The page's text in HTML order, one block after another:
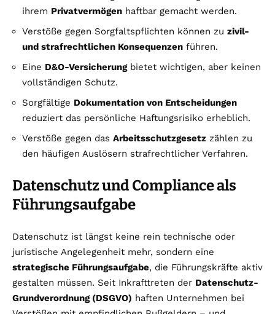
ihrem Privatvermögen haftbar gemacht werden.
Verstöße gegen Sorgfaltspflichten können zu zivil-
und strafrechtlichen Konsequenzen führen.
Eine D&O-Versicherungbietet wichtigen, aber keinen
vollständigen Schutz.
Sorgfältige Dokumentation von Entscheidungen
reduziert das persönliche Haftungsrisiko erheblich.
Verstöße gegen das Arbeitsschutzgesetz zählen zu
den häufigen Auslösern strafrechtlicher Verfahren.
Datenschutz und Compliance als
Führungsaufgabe
Datenschutz ist längst keine rein technische oder
juristische Angelegenheit mehr, sondern eine
strategische Führungsaufgabe, die Führungskräfte aktiv
gestalten müssen. Seit Inkrafttreten der Datenschutz-
Grundverordnung (DSGVO) haften Unternehmen bei